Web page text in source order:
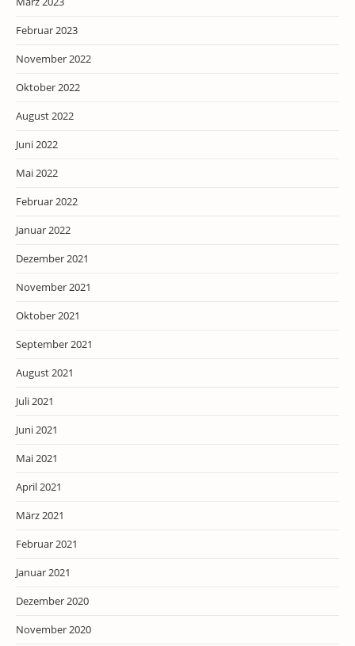
Februar 2023
November 2022
Oktober 2022
August 2022
Juni 2022
Mai 2022
Februar 2022
Januar 2022
Dezember 2021
November 2021
Oktober 2021
September 2021
August 2021
Juli 2021
Juni 2021
Mai 2021
April 2021
März 2021
Februar 2021
Januar 2021
Dezember 2020
November 2020